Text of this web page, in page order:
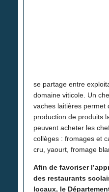
se partage entre
domaine viticole. Un
vaches laitières permet
production de produits
peuvent acheter les
collèges : fromages et
cru, yaourt, fromage
Afin de favoriser
des restaurants
locaux, le